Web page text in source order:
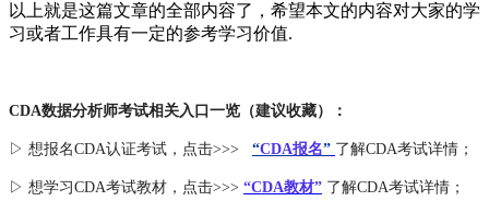
以上就是这篇文章的全部内容了，希望本文的内容对大家的学
习或者工作具有一定的参考学习价值.
CDA数据分析师考试相关入口一览（建议收藏）：
▷ 想报名CDA认证考试，点击>>> “CDA报名” 了解CDA考试详情；
▷ 想学习CDA考试教材，点击>>> “CDA教材” 了解CDA考试详情；